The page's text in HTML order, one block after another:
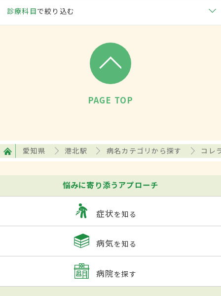
診療科目で絞り込む
PAGE TOP
愛知県 港北駅 病名カテゴリから探す コレ
悩みに寄り添うアプローチ
症状を知る
病気を知る
病院を探す